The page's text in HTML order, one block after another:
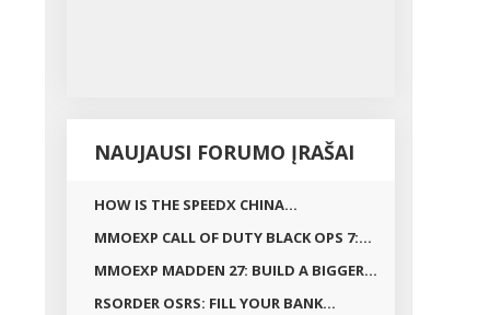
NAUJAUSI FORUMO ĮRAŠAI
HOW IS THE SPEEDX CHINA...
MMOEXP CALL OF DUTY BLACK OPS 7:...
MMOEXP MADDEN 27: BUILD A BIGGER...
RSORDER OSRS: FILL YOUR BANK...